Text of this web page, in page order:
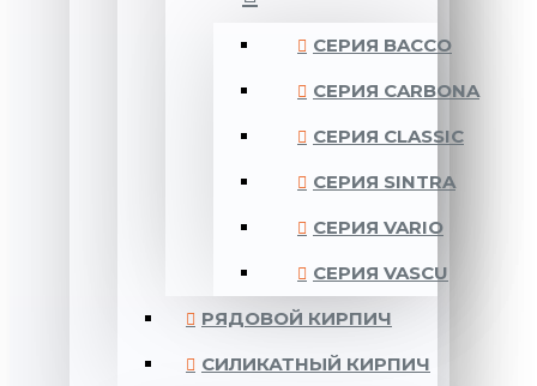
CЕРИЯ BACCO
CЕРИЯ CARBONA
CЕРИЯ CLASSIC
CЕРИЯ SINTRA
CЕРИЯ VARIO
CЕРИЯ VASCU
РЯДОВОЙ КИРПИЧ
СИЛИКАТНЫЙ КИРПИЧ